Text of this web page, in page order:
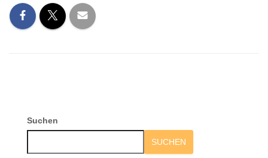
Suchen
SUCHEN